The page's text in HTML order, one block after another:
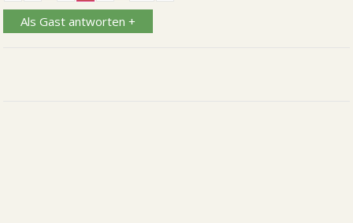
Als Gast antworten +